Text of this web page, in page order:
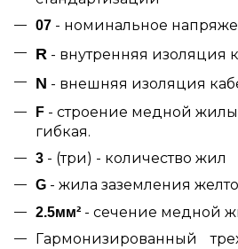
07 - номинальное
R - внутренняя изоляция
N - внешняя изоляция
F - строение медной
гибкая.
3 - (три) - количество жил
G - жила заземления
2.5мм² - сечение медной
Гармонизированный